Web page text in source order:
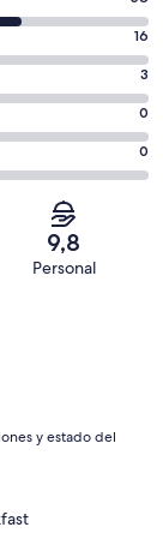
16
3
0
0
9,8
Personal
y estado del